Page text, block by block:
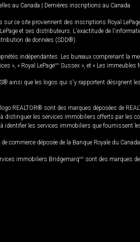
au Canada | Dernières inscriptions au Canada
sur ce site proviennent des inscriptions Royal
et ses distributeurs. L'exactitude de
de données (SDD®).
indépendantes. Les bureaux comprenant la
», « Royal LePageMD Sussex », et « Les immeubles
ainsi que les logos qui s'y rapportent désignent
REALTOR® sont des marques déposées de
distinguer les services immobiliers offerts par les
identifier les services immobiliers que fournissent
commerce déposée de la Banque Royale du
immobiliers BridgemarqMD sont des marques